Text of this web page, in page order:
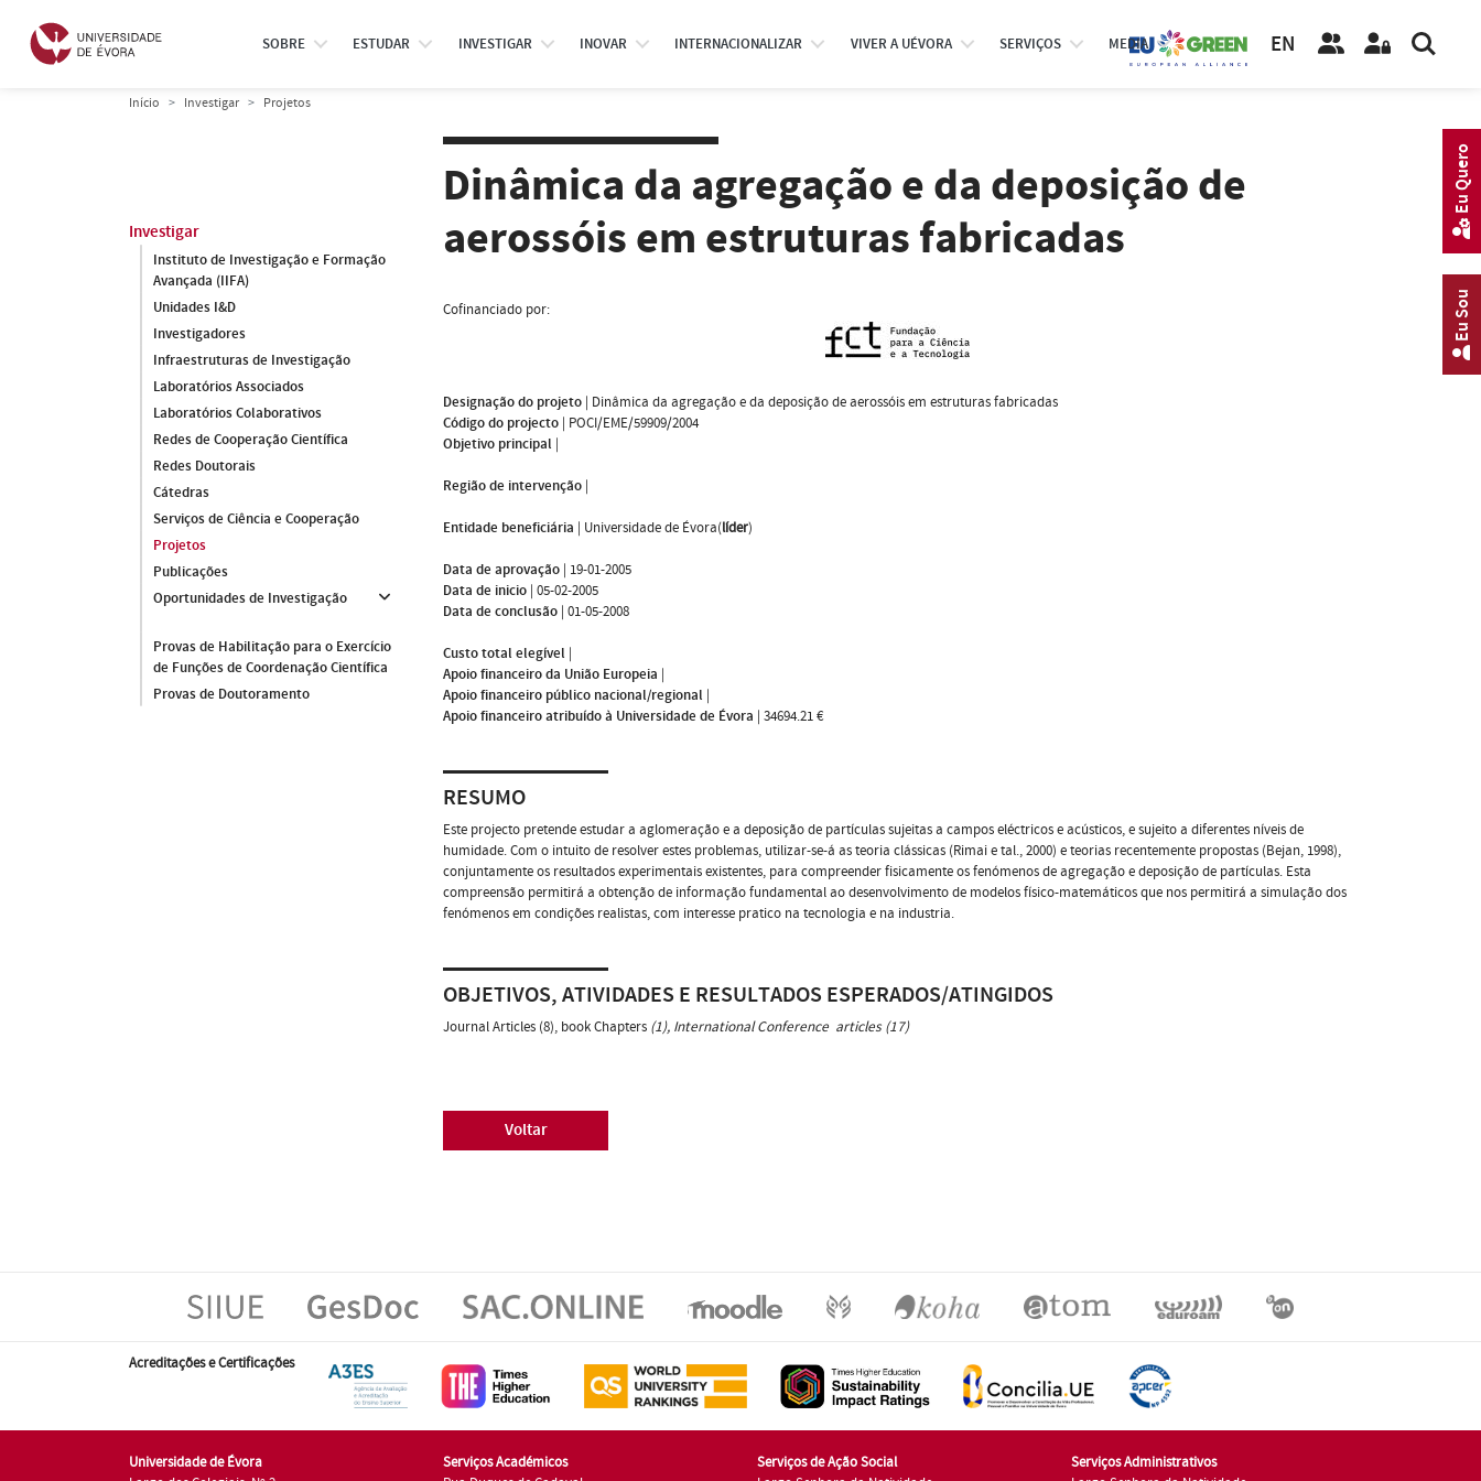
SOBRE ESTUDAR INVESTIGAR INOVAR INTERNACIONALIZAR VIVER A UÉVORA SERVIÇOS MEDIA EN
Início Investigar Projetos
Investigar
Instituto de Investigação e Formação
Avançada (IIFA)
Unidades I&D
Investigadores
Infraestruturas de Investigação
Laboratórios Associados
Laboratórios Colaborativos
Redes de Cooperação Científica
Redes Doutorais
Cátedras
Serviços de Ciência e Cooperação
Projetos
Publicações
Oportunidades de Investigação
Provas de Habilitação para o Exercício
de Funções de Coordenação Científica
Provas de Doutoramento
Dinâmica da agregação e da deposição de
aerossóis em estruturas fabricadas
Cofinanciado por:
Designação do projeto | Dinâmica da agregação e da deposição de aerossóis em estruturas fabricadas
Código do projecto | POCI/EME/59909/2004
Objetivo principal |
Região de intervenção |
Entidade beneficiária | Universidade de Évora(líder)
Data de aprovação | 19-01-2005
Data de inicio | 05-02-2005
Data de conclusão | 01-05-2008
Custo total elegível |
Apoio financeiro da União Europeia |
Apoio financeiro público nacional/regional |
Apoio financeiro atribuído à Universidade de Évora | 34694.21 €
RESUMO
Este projecto pretende estudar a aglomeração e a deposição de partículas sujeitas a campos eléctricos e acústicos, e sujeito a diferentes níveis de
humidade. Com o intuito de resolver estes problemas, utilizar-se-á as teoria clássicas (Rimai e tal., 2000) e teorias recentemente propostas (Bejan, 1998),
conjuntamente os resultados experimentais existentes, para compreender fisicamente os fenómenos de agregação e deposição de partículas. Esta
compreensão permitirá a obtenção de informação fundamental ao desenvolvimento de modelos físico-matemáticos que nos permitirá a simulação dos
fenómenos em condições realistas, com interesse pratico na tecnologia e na industria.
OBJETIVOS, ATIVIDADES E RESULTADOS ESPERADOS/ATINGIDOS
Journal Articles (8), book Chapters (1), International Conference articles (17)
Voltar
Acreditações e Certificações
Universidade de Évora
Serviços Académicos
Serviços de Ação Social
Serviços Administrativos
Eu Sou
Eu Quero